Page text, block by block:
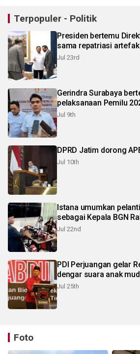
Terpopuler - Politik
Presiden bertemu
sama repatriasi artefak
Jul 23rd
Gerindra Surabaya
pelaksanaan Pemilu
Jul 9th
DPRD Jatim dorong
Jul 10th
Istana umumkan
sebagai Kepala BGN
Jul 22nd
PDI Perjuangan gelar
dengar suara anak
Jul 25th
Foto